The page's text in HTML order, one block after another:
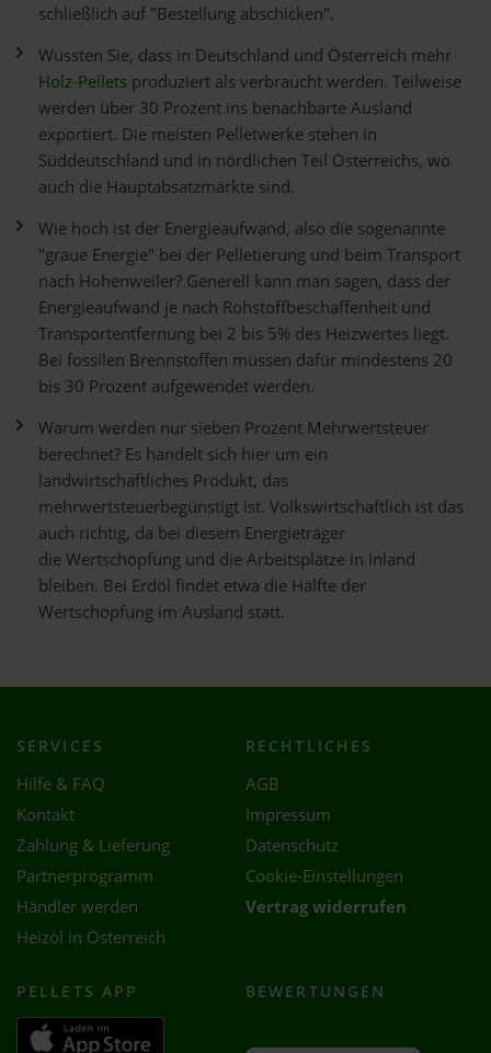
schließlich auf "Bestellung abschicken".
Wussten Sie, dass in Deutschland und Österreich mehr
Holz-Pellets produziert als verbraucht werden. Teilweise
werden über 30 Prozent ins benachbarte Ausland
exportiert. Die meisten Pelletwerke stehen in
Süddeutschland und in nördlichen Teil Österreichs, wo
auch die Hauptabsatzmärkte sind.
Wie hoch ist der Energieaufwand, also die sogenannte
"graue Energie" bei der Pelletierung und beim Transport
nach Hohenweiler? Generell kann man sagen, dass der
Energieaufwand je nach Rohstoffbeschaffenheit und
Transportentfernung bei 2 bis 5% des Heizwertes liegt.
Bei fossilen Brennstoffen müssen dafür mindestens 20
bis 30 Prozent aufgewendet werden.
Warum werden nur sieben Prozent Mehrwertsteuer
berechnet? Es handelt sich hier um ein
landwirtschaftliches Produkt, das
mehrwertsteuerbegünstigt ist. Volkswirtschaftlich ist das
auch richtig, da bei diesem Energieträger
die Wertschöpfung und die Arbeitsplätze in Inland
bleiben. Bei Erdöl findet etwa die Hälfte der
Wertschöpfung im Ausland statt.
SERVICES
Hilfe & FAQ
Kontakt
Zahlung & Lieferung
Partnerprogramm
Händler werden
Heizöl in Österreich
RECHTLICHES
AGB
Impressum
Datenschutz
Cookie-Einstellungen
Vertrag widerrufen
PELLETS APP BEWERTUNGEN